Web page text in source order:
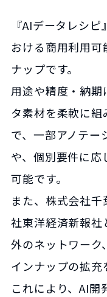
『AIデータレシ
おける商用利用
ナップです。
用途や精度・納
タ素材を柔軟に
で、一部アノテー
や、個別要件に
可能です。
また、株式会社
社東洋経済新報
外のネットワーク
インナップの拡充
これにより、AI